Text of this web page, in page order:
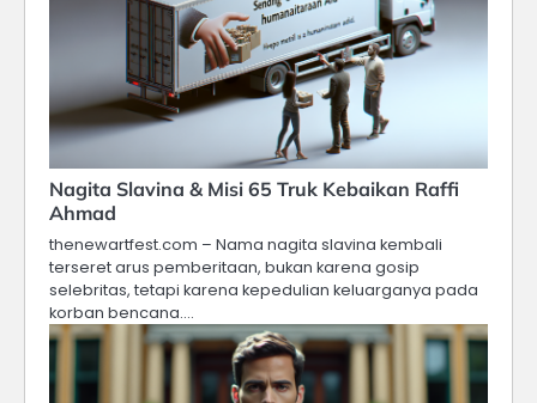
Nagita Slavina & Misi 65 Truk Kebaikan Raffi
Ahmad
thenewartfest.com – Nama nagita slavina kembali
terseret arus pemberitaan, bukan karena gosip
selebritas, tetapi karena kepedulian keluarganya pada
korban bencana.…